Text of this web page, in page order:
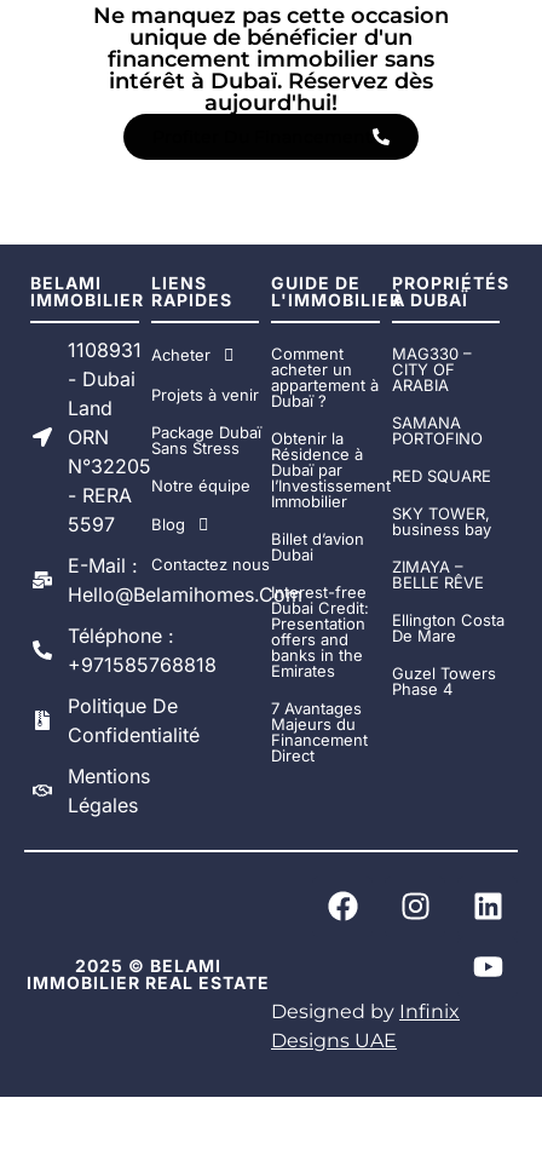
Ne manquez pas cette occasion
unique de bénéficier d'un
financement immobilier sans
intérêt à Dubaï. Réservez dès
aujourd'hui!
BELAMI
IMMOBILIER
1108931
- Dubai
Land
ORN
N°32205
- RERA
5597
E-Mail :
Hello@belamihomes.com
Téléphone :
+971585768818
Politique De
Confidentialité
Mentions
Légales
LIENS
RAPIDES
Acheter
Projets à venir
Package Dubaï
Sans Stress
Notre équipe
Blog
Contactez nous
GUIDE DE
L'IMMOBILIER
Comment
acheter un
appartement à
Dubaï ?
Obtenir la
Résidence à
Dubaï par
l’Investissement
Immobilier
Billet d’avion
Dubai
Interest-free
Dubai Credit:
Presentation
offers and
banks in the
Emirates
7 Avantages
Majeurs du
Financement
Direct
PROPRIÉTÉS
À DUBAÏ
MAG330 –
CITY OF
ARABIA
SAMANA
PORTOFINO
RED SQUARE
SKY TOWER,
business bay
ZIMAYA –
BELLE RÊVE
Ellington Costa
De Mare
Guzel Towers
Phase 4
2025 © BELAMI
IMMOBILIER REAL ESTATE
Designed by Infinix
Designs UAE